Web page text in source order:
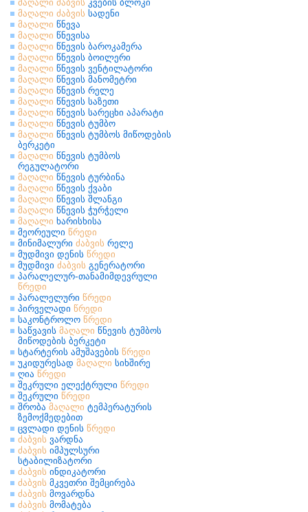
მაღალი ძაბვის კვების ბლოკი
მაღალი ძაბვის სადენი
მაღალი წნევა
მაღალი წნევისა
მაღალი წნევის ბაროკამერა
მაღალი წნევის ბოილერი
მაღალი წნევის ვენტილატორი
მაღალი წნევის მანომეტრი
მაღალი წნევის რელე
მაღალი წნევის საზეთი
მაღალი წნევის სარეცხი აპარატი
მაღალი წნევის ტუმბო
მაღალი წნევის ტუმბოს მიწოდების
ბერკეტი
მაღალი წნევის ტუმბოს
რეგულატორი
მაღალი წნევის ტურბინა
მაღალი წნევის ქვაბი
მაღალი წნევის შლანგი
მაღალი წნევის ჭურჭელი
მაღალი ხარისხისა
მეორეული წრედი
მინიმალური ძაბვის რელე
მუდმივი დენის წრედი
მუდმივი ძაბვის გენერატორი
პარალელურ-თანამიმდევრული
წრედი
პარალელური წრედი
პირველადი წრედი
საკონტროლო წრედი
საწვავის მაღალი წნევის ტუმბოს
მიწოდების ბერკეტი
სტარტერის ამუშავების წრედი
უკიდურესად მაღალი სიხშირე
ღია წრედი
შეკრული ელექტრული წრედი
შეკრული წრედი
შრობა მაღალი ტემპერატურის
ზემოქმედებით
ცვლადი დენის წრედი
ძაბვის ვარდნა
ძაბვის იმპულსური
სტაბილიზატორი
ძაბვის ინდიკატორი
ძაბვის მკვეთრი შემცირება
ძაბვის მოვარდნა
ძაბვის მომატება